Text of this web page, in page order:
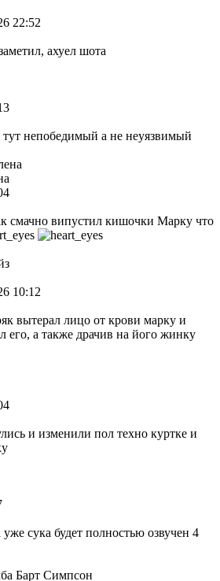
22:52
ахуел шота
тут непобедимый а не неуязвимый
смачно випустил кишочки Марку что
10:12
вытерал лицо от крови марку и
его, а также драчив на його жинку
и изменили пол техно куртке и
сука будет полностью озвучен 4